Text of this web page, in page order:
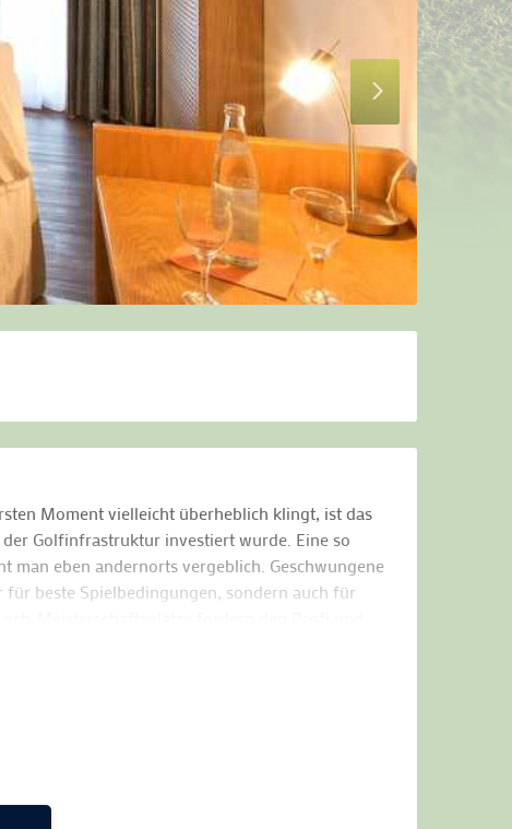
Moment vielleicht überheblich klingt, ist das
Golfinfrastruktur investiert wurde. Eine so
man eben andernorts vergeblich. Geschwungene
beste Spielbedingungen, sondern auch für
Einfach perfekt.
der Region Donau-Inn.